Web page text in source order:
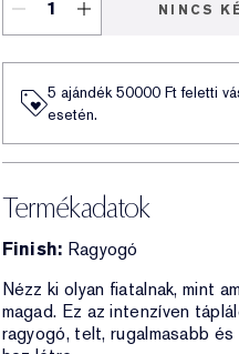
NINCS
5 ajándék 50000​ Ft feletti
esetén.
Termékadatok
Finish: Ragyogó
Nézz ki olyan fiatalnak, mint
magad. Ez az intenzíven
ragyogó, telt, rugalmasabb